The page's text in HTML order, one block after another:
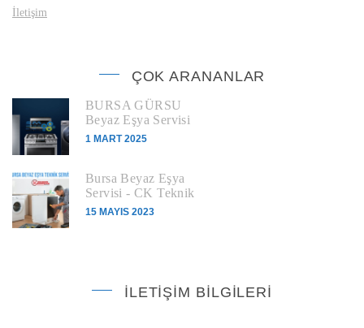
İletişim
ÇOK ARANANLAR
BURSA GÜRSU
Beyaz Eşya Servisi
1 MART 2025
Bursa Beyaz Eşya
Servisi - CK Teknik
15 MAYIS 2023
İLETIŞIM BILGILERI